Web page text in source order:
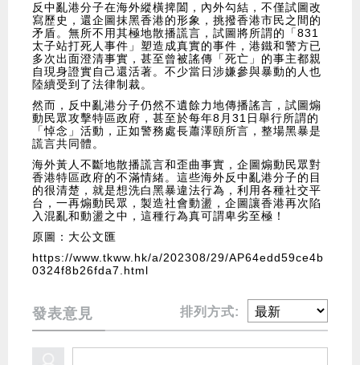
反中亂港分子在海外縱橫捭闔，內外勾結，不僅試圖改
寫歷史，還企圖抹黑香港的形象，挑撥香港市民之間的
矛盾。無所不用其極地散播謊言，試圖將所謂的「831
太子站打死人事件」塑造成真實的事件，港鐵和警方已
多次出面澄清事實，甚至曾被謠傳「死亡」的事主都親
自現身證實自己還活著。不少當日涉嫌參與暴動的人也
陸續受到了法律制裁。
然而，反中亂港分子仍然不遺餘力地傳播謠言，試圖煽
動民眾攻擊特區政府，甚至於每年8月31日舉行所謂的
「悼念」活動，正如警務處長蕭澤頤所言，整場黑暴是
謊言共同體。
海外黃人不斷地散播謊言和歪曲事實，企圖煽動民眾對
香港特區政府的不滿情緒。這些海外反中亂港分子的目
的很清楚，就是想洗白黑暴違法行為，利用各種社交平
台，一再煽動民眾，製造社會動盪，企圖讓香港再次陷
入混亂和動盪之中，這種行為真可謂卑劣至極！
原圖：大公文匯
https://www.tkww.hk/a/202308/29/AP64edd59ce4b
0324f8b26fda7.html
發表意見 排列方式: